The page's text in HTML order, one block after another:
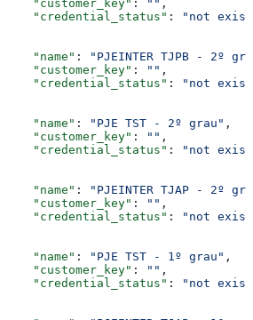
			"customer_key"
: "" ,
			"credential_status"
:
"not
			"name"
:
"PJEINTER TJPB - 2º
			"customer_key"
: "" ,
			"credential_status"
:
"not
			"name"
: "PJE TST - 2º grau" ,
			"customer_key"
: "" ,
			"credential_status"
:
"not
			"name"
:
"PJEINTER TJAP - 2º
			"customer_key"
: "" ,
			"credential_status"
:
"not
			"name"
: "PJE TST - 1º grau" ,
			"customer_key"
: "" ,
			"credential_status"
:
"not